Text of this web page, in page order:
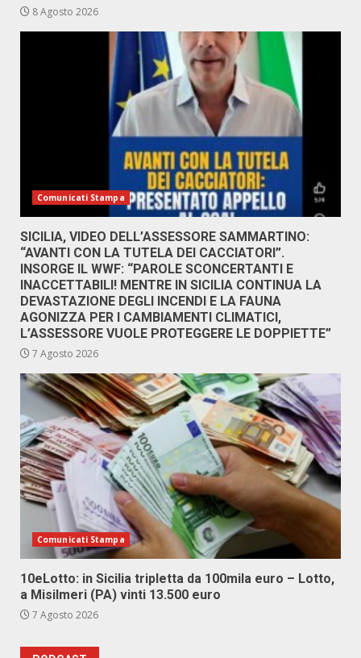
8 Agosto 2026
Comunicati Stampa
SICILIA, VIDEO DELL’ASSESSORE SAMMARTINO:
“AVANTI CON LA TUTELA DEI CACCIATORI”.
INSORGE IL WWF: “PAROLE SCONCERTANTI E
INACCETTABILI! MENTRE IN SICILIA CONTINUA LA
DEVASTAZIONE DEGLI INCENDI E LA FAUNA
AGONIZZA PER I CAMBIAMENTI CLIMATICI,
L’ASSESSORE VUOLE PROTEGGERE LE DOPPIETTE”
7 Agosto 2026
Comunicati Stampa
10eLotto: in Sicilia tripletta da 100mila euro – Lotto,
a Misilmeri (PA) vinti 13.500 euro
7 Agosto 2026